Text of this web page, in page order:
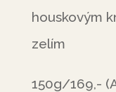
houskovým
zelím
150g/169,-